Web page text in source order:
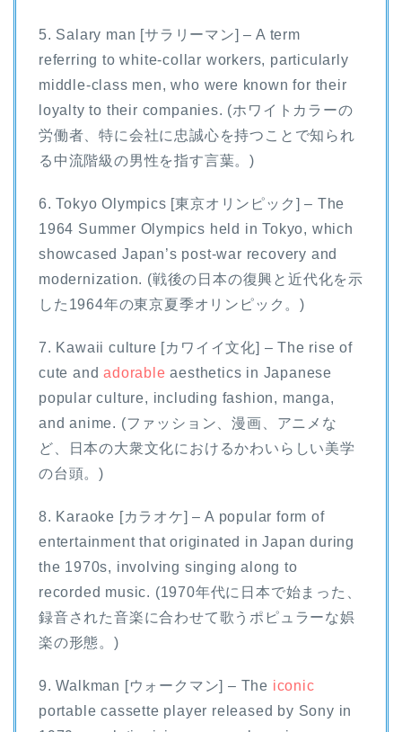
5. Salary man [サラリーマン] – A term
referring to white-collar workers, particularly
middle-class men, who were known for their
loyalty to their companies. (ホワイトカラーの
労働者、特に会社に忠誠心を持つことで知られ
る中流階級の男性を指す言葉。)
6. Tokyo Olympics [東京オリンピック] – The
1964 Summer Olympics held in Tokyo, which
showcased Japan’s post-war recovery and
modernization. (戦後の日本の復興と近代化を示
した1964年の東京夏季オリンピック。)
7. Kawaii culture [カワイイ文化] – The rise of
cute andadorable aesthetics in Japanese
popular culture, including fashion, manga,
and anime. (ファッション、漫画、アニメな
ど、日本の大衆文化におけるかわいらしい美学
の台頭。)
8. Karaoke [カラオケ] – A popular form of
entertainment that originated in Japan during
the 1970s, involving singing along to
recorded music. (1970年代に日本で始まった、
録音された音楽に合わせて歌うポピュラーな娯
楽の形態。)
9. Walkman [ウォークマン] – The iconic
portable cassette player released by Sony in